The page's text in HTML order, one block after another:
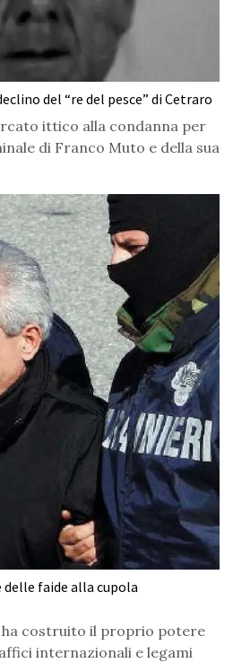
del “re del pesce” di Cetraro
ittico alla condanna per
di Franco Muto e della sua
delle faide alla cupola
ha costruito il proprio potere
internazionali e legami